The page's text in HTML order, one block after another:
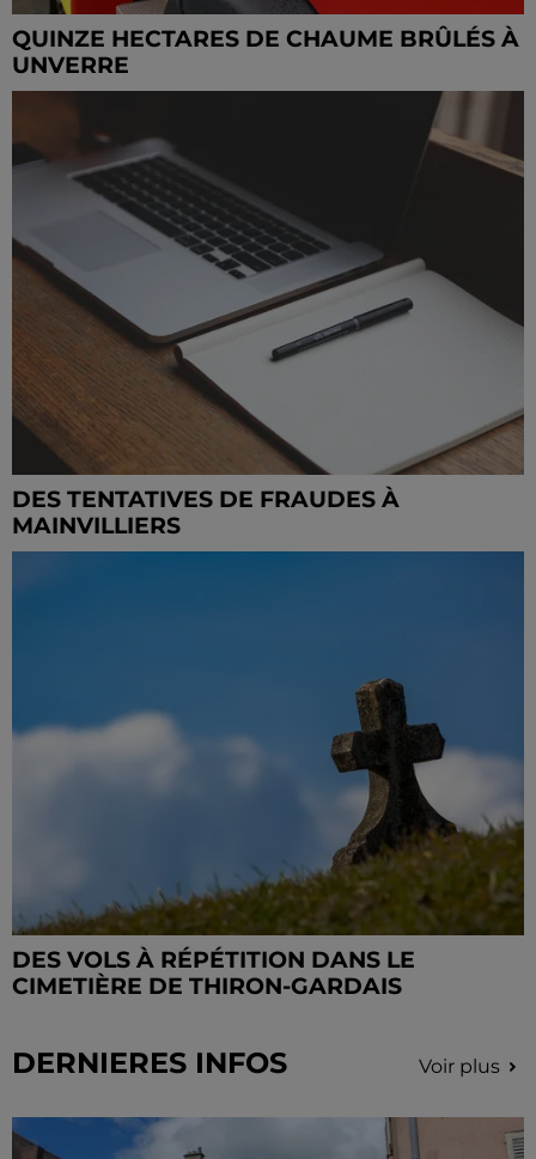
QUINZE HECTARES DE CHAUME BRÛLÉS À
UNVERRE
DES TENTATIVES DE FRAUDES À
MAINVILLIERS
DES VOLS À RÉPÉTITION DANS LE
CIMETIÈRE DE THIRON-GARDAIS
DERNIERES INFOS Voir plus